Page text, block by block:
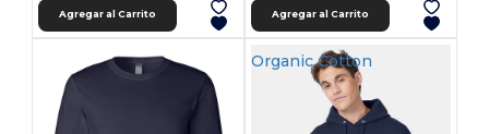
Agregar al Carrito Agregar al Carrito
Organic Cotton